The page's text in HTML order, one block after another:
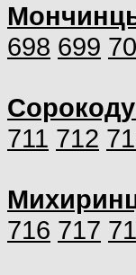
698 699
711 712
716 717